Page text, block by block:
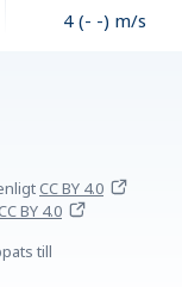
4 (- -) m/s
CC BY 4.0
BY 4.0
till